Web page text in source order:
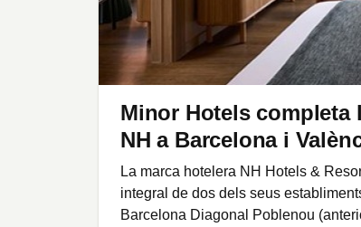
Minor Hotels completa
NH a Barcelona i
La marca hotelera NH Hotels &
integral de dos dels seus
Barcelona Diagonal Poblenou